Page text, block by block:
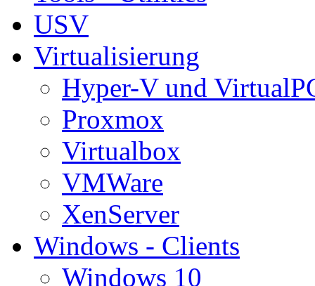
USV
Virtualisierung
Hyper-V und
Proxmox
Virtualbox
VMWare
XenServer
Windows - Clients
Windows 10